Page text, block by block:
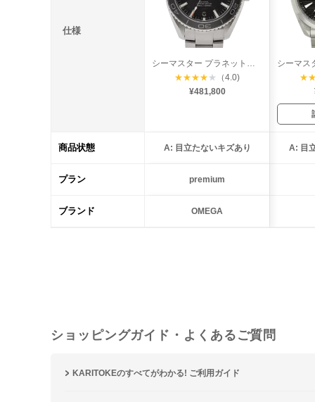
仕様
シーマスター プラネットオーシャン600 コーアクシャル
★★★★ ★
（4.0)
¥481,800
★
商品状態 A: 目立たないキズあり A: 目
プラン premium
ブランド OMEGA
ショッピングガイド・よくあるご質問
KARITOKEのすべてがわかる! ご利用ガイド